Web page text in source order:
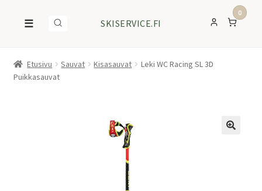
☰ SKISERVICE.FI
0
Etusivu Sauvat Kisasauvat
Leki WC Racing SL 3D
Puikkasauvat